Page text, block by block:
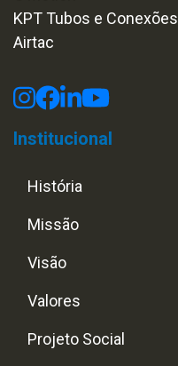
KPT Tubos e Conexões
Airtac
Institucional
História
Missão
Visão
Valores
Projeto Social